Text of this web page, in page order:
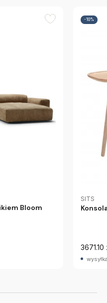
Bloom
-10%
SITS
3671.10